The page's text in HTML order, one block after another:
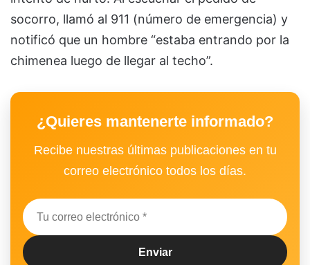
socorro, llamó al 911 (número de emergencia) y
notificó que un hombre “estaba entrando por la
chimenea luego de llegar al techo”.
¿Quieres mantenerte informado?
Recibe nuestras últimas publicaciones en tu
correo electrónico todos los días.